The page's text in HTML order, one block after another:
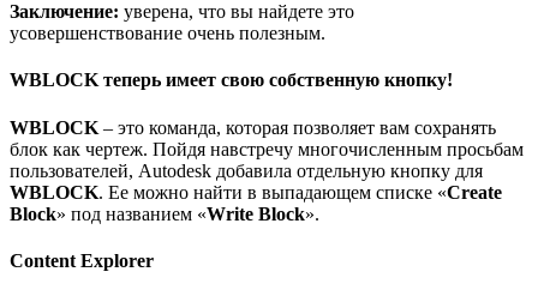
Заключение: уверена, что вы найдете это
усовершенствование очень полезным.
WBLOCK теперь имеет свою собственную кнопку!
WBLOCK – это команда, которая позволяет вам сохранять
блок как чертеж. Пойдя навстречу многочисленным просьбам
пользователей, Autodesk добавила отдельную кнопку для
WBLOCK. Ее можно найти в выпадающем списке «Create
Block» под названием «Write Block».
Content Explorer